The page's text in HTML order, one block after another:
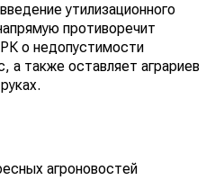
утилизационного
противоречит
о недопустимости
а также оставляет аграриев
агроновостей